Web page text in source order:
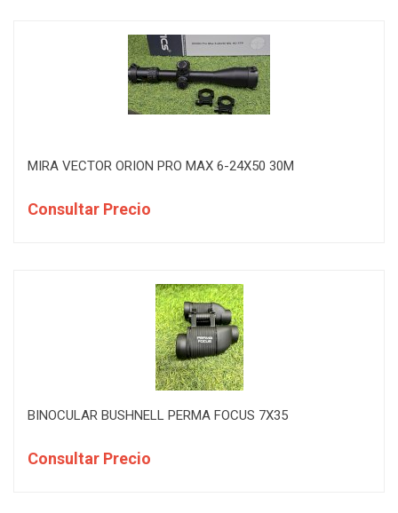
MIRA VECTOR ORION PRO MAX 6-24X50 30M
Consultar Precio
BINOCULAR BUSHNELL PERMA FOCUS 7X35
Consultar Precio